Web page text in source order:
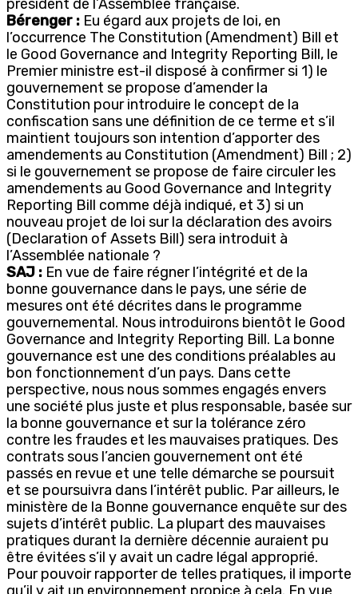
président de l’Assemblée française.
Bérenger : Eu égard aux projets de loi, en
l’occurrence The Constitution (Amendment) Bill et
le Good Governance and Integrity Reporting Bill, le
Premier ministre est-il disposé à confirmer si 1) le
gouvernement se propose d’amender la
Constitution pour introduire le concept de la
confiscation sans une définition de ce terme et s’il
maintient toujours son intention d’apporter des
amendements au Constitution (Amendment) Bill ; 2)
si le gouvernement se propose de faire circuler les
amendements au Good Governance and Integrity
Reporting Bill comme déjà indiqué, et 3) si un
nouveau projet de loi sur la déclaration des avoirs
(Declaration of Assets Bill) sera introduit à
l’Assemblée nationale ?
SAJ : En vue de faire régner l’intégrité et de la
bonne gouvernance dans le pays, une série de
mesures ont été décrites dans le programme
gouvernemental. Nous introduirons bientôt le Good
Governance and Integrity Reporting Bill. La bonne
gouvernance est une des conditions préalables au
bon fonctionnement d’un pays. Dans cette
perspective, nous nous sommes engagés envers
une société plus juste et plus responsable, basée sur
la bonne gouvernance et sur la tolérance zéro
contre les fraudes et les mauvaises pratiques. Des
contrats sous l’ancien gouvernement ont été
passés en revue et une telle démarche se poursuit
et se poursuivra dans l’intérêt public. Par ailleurs, le
ministère de la Bonne gouvernance enquête sur des
sujets d’intérêt public. La plupart des mauvaises
pratiques durant la dernière décennie auraient pu
être évitées s’il y avait un cadre légal approprié.
Pour pouvoir rapporter de telles pratiques, il importe